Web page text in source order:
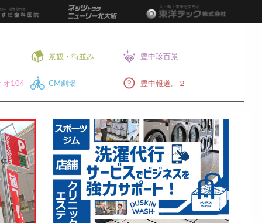
景観・街並み 豊中珍百景
オ104 CM劇場 豊中報道。２